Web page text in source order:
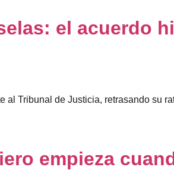
el acuerdo
al Tribunal de Justicia, retrasando su
empieza